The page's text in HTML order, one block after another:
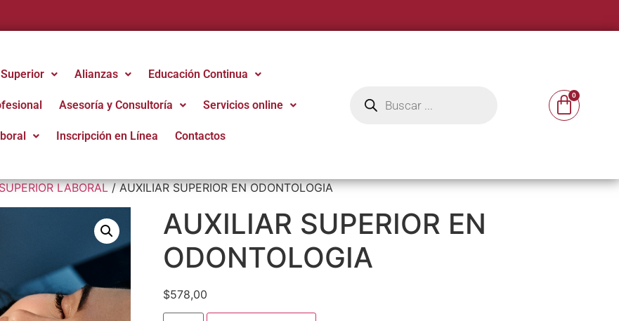
Alianzas Educación Continua
Asesoría y Consultoría Servicios online
Inscripción en Línea Contactos
LABORAL/ AUXILIAR SUPERIOR EN ODONTOLOGIA
AUXILIAR SUPERIOR EN
ODONTOLOGIA
$578,00